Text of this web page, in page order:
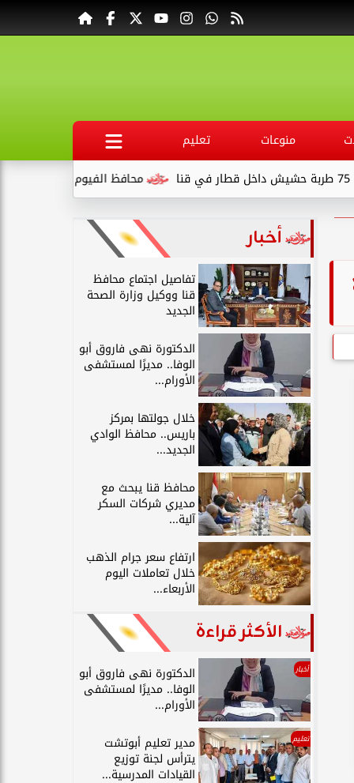
منوعات
تعليم
محافظ الفيوم يوجه بحل مشكلة تسريب مياه الري
أخبار
تفاصيل اجتماع محافظ
قنا ووكيل وزارة الصحة
الجديد
الدكتورة نهى فاروق أبو
الوفا.. مديرًا لمستشفى
الأورام...
خلال جولتها بمركز
باريس.. محافظ الوادي
الجديد...
محافظ قنا يبحث مع
مديري شركات السكر
آلية...
ارتفاع سعر جرام الذهب
خلال تعاملات اليوم
الأربعاء...
الأكثر قراءة
أخبار الدكتورة نهى فاروق أبو
الوفا.. مديرًا لمستشفى
الأورام...
تعليم مدير تعليم أبوتشت
يترأس لجنة توزيع
القيادات المدرسية...